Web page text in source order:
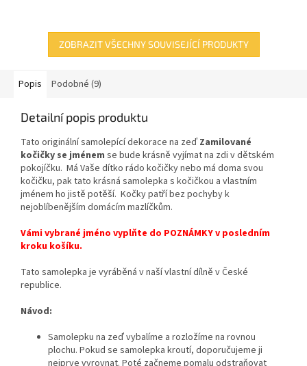
ZOBRAZIT VŠECHNY SOUVISEJÍCÍ PRODUKTY
Popis Podobné (9)
Detailní popis produktu
Tato originální samolepící dekorace na zeď Zamilované
kočičky se jménem se bude krásně vyjímat na zdi v dětském
pokojíčku. Má Vaše dítko rádo kočičky nebo má doma svou
kočičku, pak tato krásná samolepka s kočičkou a vlastním
jménem ho jistě potěší. Kočky patří bez pochyby k
nejoblíbenějším domácím mazlíčkům.
Vámi vybrané jméno vyplňte do POZNÁMKY v posledním
kroku košíku.
Tato samolepka je vyráběná v naší vlastní dílně v České
republice.
Návod:
Samolepku na zeď vybalíme a rozložíme na rovnou
plochu. Pokud se samolepka kroutí, doporučujeme ji
nejprve vyrovnat. Poté začneme pomalu odstraňovat